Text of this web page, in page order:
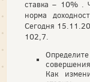
ставка – 10% .
норма
Сегодня
102,7.
Как